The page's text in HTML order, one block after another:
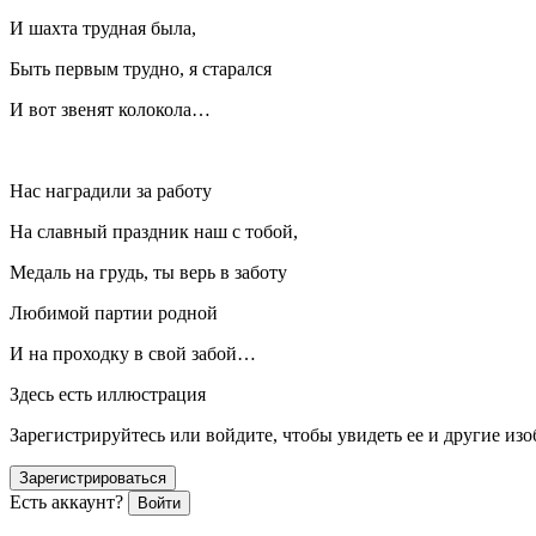
И шахта трудная была,
Быть первым трудно, я старался
И вот звенят колокола…
Нас наградили за работу
На славный праздник наш с тобой,
Медаль на грудь, ты верь в заботу
Любимой партии родной
И на проходку в свой забой…
Здесь есть иллюстрация
Зарегистрируйтесь или войдите, чтобы увидеть ее и другие
Зарегистрироваться
Есть аккаунт? Войти